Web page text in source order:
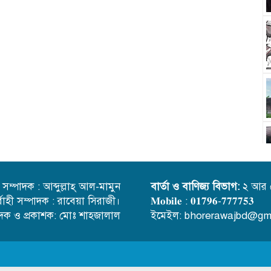
সম্পাদক : আব্দুল্লাহ্ আল-মামুন
সম্পাদক : রাবেয়া সিরাজী।
ও প্রকাশক: মোঃ শাহজালাল
বার্তা ও বাণিজ্য বিভাগ: ২ আর
𝐌𝐨𝐛𝐢𝐥𝐞 : 𝟎𝟏𝟕𝟗𝟔-𝟕𝟕𝟕𝟕𝟓𝟑
ইমেইল: